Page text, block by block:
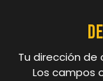
Tu dirección de
Los campos